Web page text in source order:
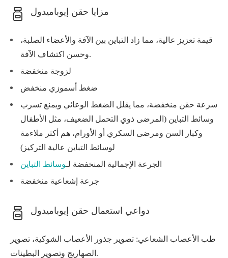
مزايا حقن إيوباميدول
قيمة تعزيز عالية، مما زاد التباين بين الآفة والأعضاء الصلبة،
وحسن اكتشاف الآفة.
لزوجة منخفضة
ضغط أسموزي منخفض
سرعة حقن منخفضة، مما يقلل الضغط الوعائي ويمنع تسرب
وسائط التباين (المرضى ذوي التحمل الضعيف، مثل الأطفال
وكبار السن ومرضى السكري أو الأورام، هم أكثر ملاءمة
لوسائط التباين عالية التركيز)
الجرعة الإجمالية المنخفضة لـوسائط التباين
جرعة إشعاعية منخفضة
دواعي استعمال حقن إيوباميدول
طب الأعصاب الشعاعي: تصوير جذور الأعصاب الشوكية، تصوير
الصهاريج وتصوير البطينات.